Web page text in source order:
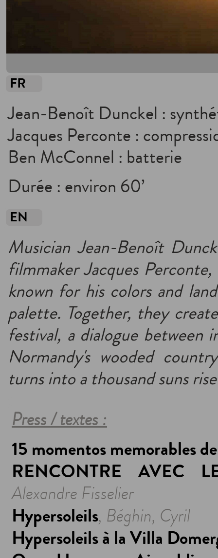
FR
Jean-Benoît Dunckel :
Jacques Perconte :
Ben McConnel : batterie
Durée : environ 60’
EN
Musician Jean-Benoît
filmmaker Jacques
known for his colors and
palette. Together, they
festival, a dialogue between
Normandy's wooded
turns into a thousand suns
Press / textes :
15 momentos memorables
RENCONTRE AVEC
Alexandre Fisselier
Hypersoleils, Béghin, Cyril
Hypersoleils à la Villa